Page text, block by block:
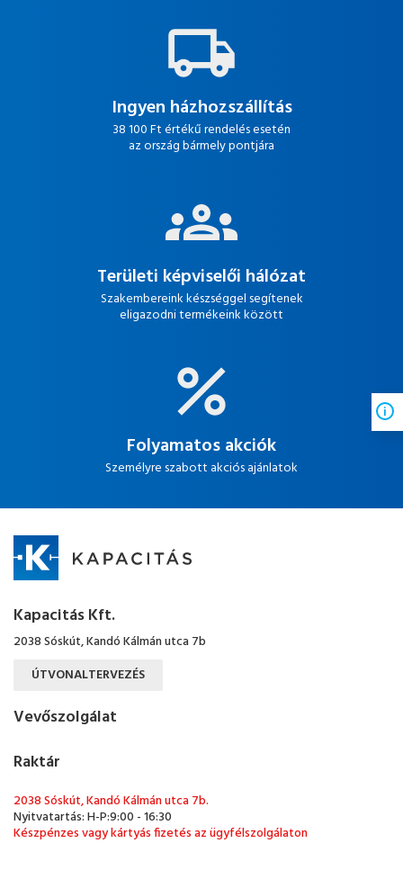
Ingyen házhozszállítás
38 100 Ft értékű rendelés esetén
az ország bármely pontjára
Területi képviselői hálózat
Szakembereink készséggel segítenek
eligazodni termékeink között
Folyamatos akciók
Személyre szabott akciós ajánlatok
Kapacitás Kft.
2038 Sóskút, Kandó Kálmán utca 7b
ÚTVONALTERVEZÉS
Vevőszolgálat
Raktár
2038 Sóskút, Kandó Kálmán utca 7b.
Nyitvatartás: H-P:9:00 - 16:30
Készpénzes vagy kártyás fizetés az ügyfélszolgálaton